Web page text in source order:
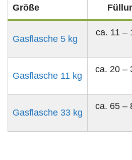
Größe
Gasflasche 5 kg
ca. 11 –
Gasflasche 11 kg
ca. 20 –
Gasflasche 33 kg
ca. 65 –